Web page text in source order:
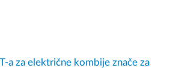
a za električne kombije znače za